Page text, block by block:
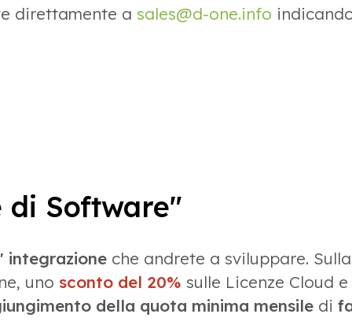
direttamente a sales@d-one.info
Software"
integrazione che andrete a sviluppare. Sulla
uno sconto del 20% sulle Licenze Cloud e
della quota minima mensile di